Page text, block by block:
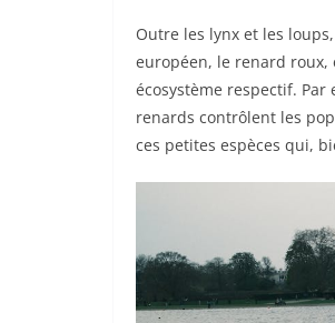
Outre les lynx et les
européen, le renard roux,
écosystème respectif.
renards contrôlent les
ces petites espèces qui,